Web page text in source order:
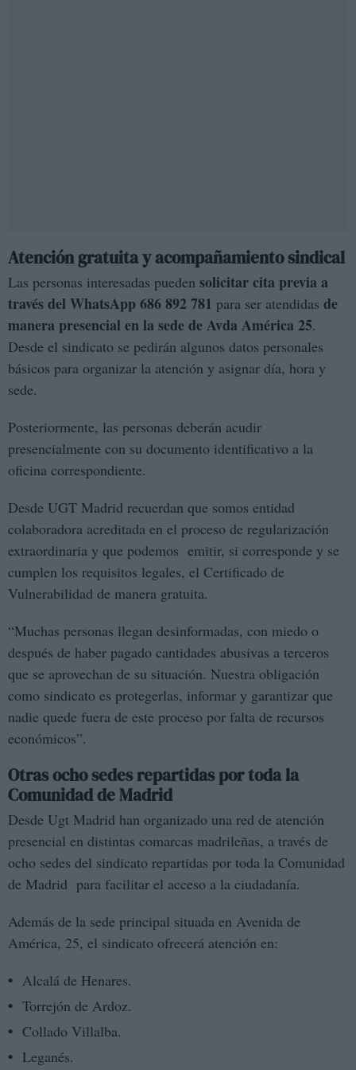
Atención gratuita y acompañamiento sindical
Las personas interesadas pueden solicitar cita previa a
través del WhatsApp 686 892 781 para ser atendidas de
manera presencial en la sede de Avda América 25.
Desde el sindicato se pedirán algunos datos personales
básicos para organizar la atención y asignar día, hora y
sede.
Posteriormente, las personas deberán acudir
presencialmente con su documento identificativo a la
oficina correspondiente.
Desde UGT Madrid recuerdan que somos entidad
colaboradora acreditada en el proceso de regularización
extraordinaria y que podemos emitir, si corresponde y se
cumplen los requisitos legales, el Certificado de
Vulnerabilidad de manera gratuita.
“Muchas personas llegan desinformadas, con miedo o
después de haber pagado cantidades abusivas a terceros
que se aprovechan de su situación. Nuestra obligación
como sindicato es protegerlas, informar y garantizar que
nadie quede fuera de este proceso por falta de recursos
económicos”.
Otras ocho sedes repartidas por toda la
Comunidad de Madrid
Desde Ugt Madrid han organizado una red de atención
presencial en distintas comarcas madrileñas, a través de
ocho sedes del sindicato repartidas por toda la Comunidad
de Madrid para facilitar el acceso a la ciudadanía.
Además de la sede principal situada en Avenida de
América, 25, el sindicato ofrecerá atención en:
Alcalá de Henares.
Torrejón de Ardoz.
Collado Villalba.
Leganés.